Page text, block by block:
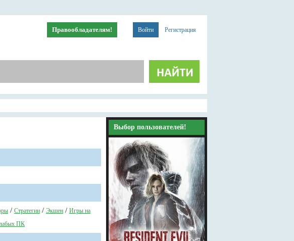
Войти Регистрация
Правообладателям!
/ Стратегии / Экшен / Игры на
ПК
Выбор пользователей!